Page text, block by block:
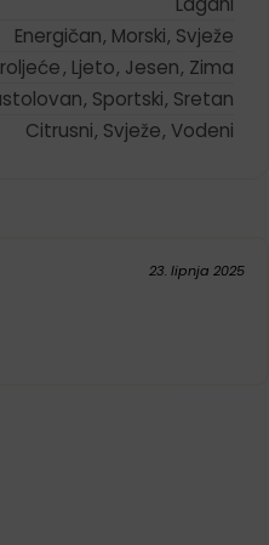
Energičan, Morski, Svježe
, Ljeto, Jesen, Zima
, Sportski, Sretan
Citrusni, Svježe, Vodeni
23. lipnja 2025